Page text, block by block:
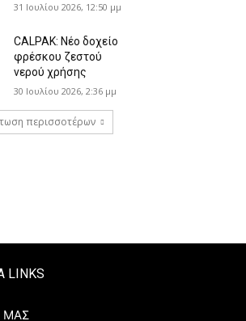
31 Ιουλίου 2026, 12:50 μμ
CALPAK: Νέο δοχείο
φρέσκου ζεστού
νερού χρήσης
30 Ιουλίου 2026, 2:36 μμ
περισσοτέρων
LINKS
ΜΑΣ